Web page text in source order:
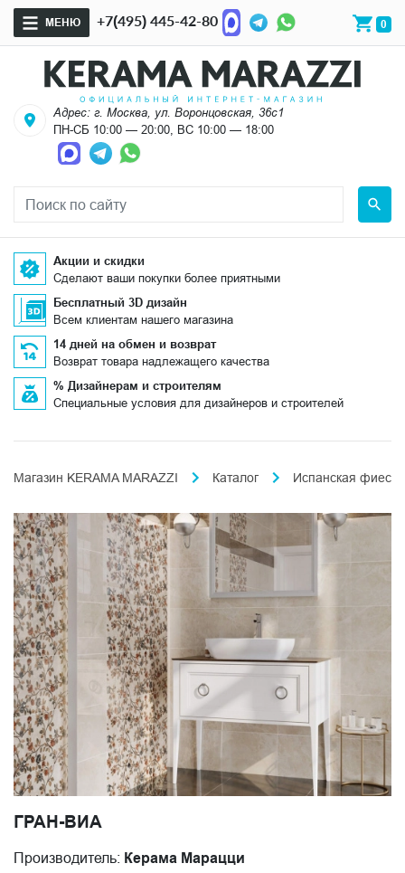
МЕНЮ +7(495) 445-42-80 0
Адрес: г. Москва, ул. Воронцовская, 36с1
ПН-СБ 10:00 — 20:00, ВС 10:00 — 18:00
Акции и скидки
Сделают ваши покупки более приятными
Бесплатный 3D дизайн
Всем клиентам нашего магазина
14 дней на обмен и возврат
Возврат товара надлежащего качества
% Дизайнерам и строителям
Специальные условия для дизайнеров и строителей
Магазин KERAMA MARAZZI Каталог Испанская фиеста
ГРАН-ВИА
Производитель: Керама Марацци